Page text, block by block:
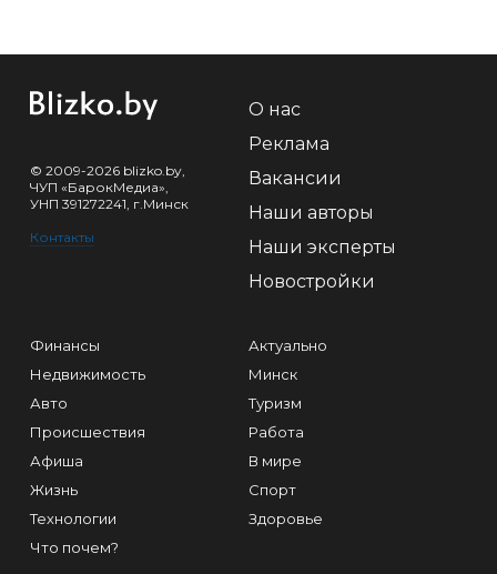
© 2009-2026 blizko.by,
ЧУП «БарокМедиа»,
УНП 391272241, г.Минск
Контакты
О нас
Реклама
Вакансии
Наши авторы
Наши эксперты
Новостройки
Финансы
Недвижимость
Авто
Происшествия
Афиша
Жизнь
Технологии
Что почем?
Актуально
Минск
Туризм
Работа
В мире
Спорт
Здоровье